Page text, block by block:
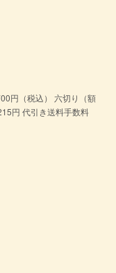
円（税込） 六切り（額
円 代引き送料手数料